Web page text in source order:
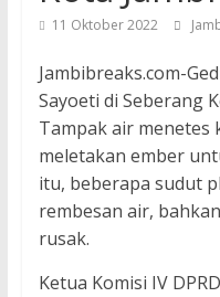
11 Oktober 2022
Jambibreaks.com-
Sayoeti di Seberang
Tampak air menetes
meletakan ember
itu, beberapa sudut
rembesan air,
rusak.
Ketua Komisi IV